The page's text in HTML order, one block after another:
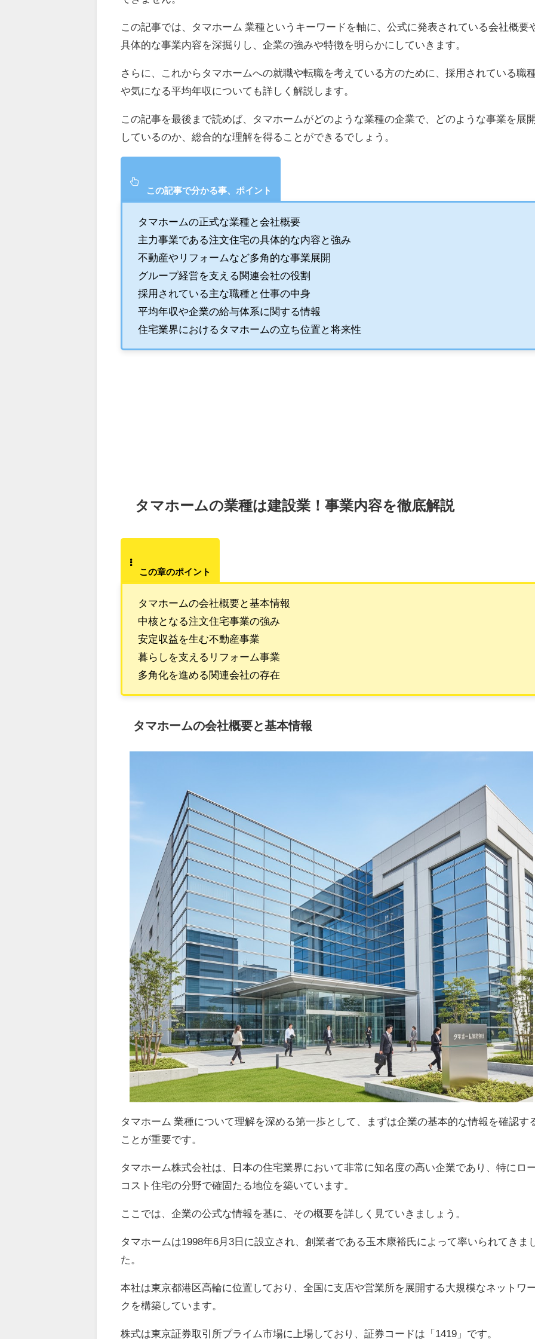
この記事では、タマホーム 業種というキーワードを軸に、公式に発表されている会社概要
具体的な事業内容を深掘りし、企業の強みや特徴を明らかにしていきます。
さらに、これからタマホームへの就職や転職を考えている方のために、採用されている職
や気になる平均年収についても詳しく解説します。
この記事を最後まで読めば、タマホームがどのような業種の企業で、どのような事業を展
しているのか、総合的な理解を得ることができるでしょう。
この記事で分かる事、ポイント
タマホームの正式な業種と会社概要
主力事業である注文住宅の具体的な内容と強み
不動産やリフォームなど多角的な事業展開
グループ経営を支える関連会社の役割
採用されている主な職種と仕事の中身
平均年収や企業の給与体系に関する情報
住宅業界におけるタマホームの立ち位置と将来性
タマホームの業種は建設業！事業内容を徹底解説
この章のポイント
タマホームの会社概要と基本情報
中核となる注文住宅事業の強み
安定収益を生む不動産事業
暮らしを支えるリフォーム事業
多角化を進める関連会社の存在
タマホームの会社概要と基本情報
タマホーム 業種について理解を深める第一歩として、まずは企業の基本的な情報を確認す
ことが重要です。
タマホーム株式会社は、日本の住宅業界において非常に知名度の高い企業であり、特にロ
コスト住宅の分野で確固たる地位を築いています。
ここでは、企業の公式な情報を基に、その概要を詳しく見ていきましょう。
タマホームは1998年6月3日に設立され、創業者である玉木康裕氏によって率いられてきま
た。
本社は東京都港区高輪に位置しており、全国に支店や営業所を展開する大規模なネットワ
クを構築しています。
株式は東京証券取引所プライム市場に上場しており、証券コードは「1419」です。